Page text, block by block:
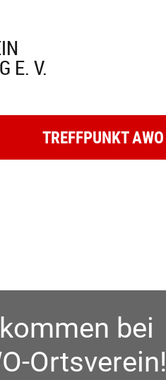
E. V.
TREFFPUNKT AWO
bei
Ortsverein!